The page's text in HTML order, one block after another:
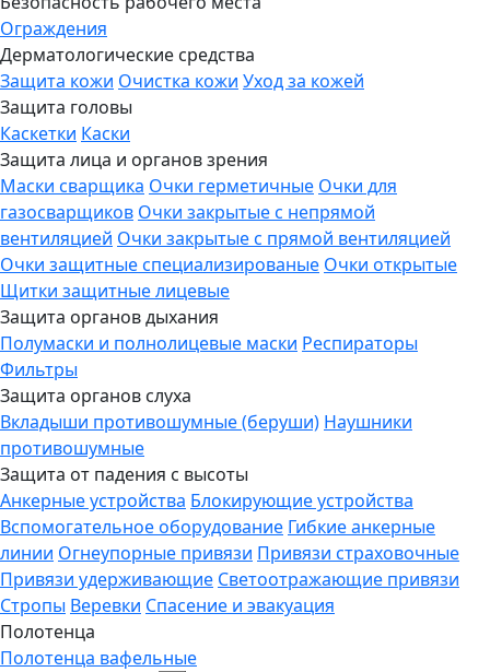
Ограждения
Дерматологические средства
Защита кожи Очистка кожи Уход за кожей
Защита головы
Каскетки Каски
Защита лица и органов зрения
Маски сварщика Очки герметичные Очки для
газосварщиков Очки закрытые с непрямой
вентиляцией Очки закрытые с прямой вентиляцией
Очки защитные специализированые Очки открытые
Щитки защитные лицевые
Защита органов дыхания
Полумаски и полнолицевые маски Респираторы
Фильтры
Защита органов слуха
Вкладыши противошумные (беруши) Наушники
противошумные
Защита от падения с высоты
Анкерные устройства Блокирующие устройства
Вспомогательное оборудование Гибкие анкерные
линии Огнеупорные привязи Привязи страховочные
Привязи удерживающие Светоотражающие привязи
Стропы Веревки Спасение и эвакуация
Полотенца
Полотенца вафельные